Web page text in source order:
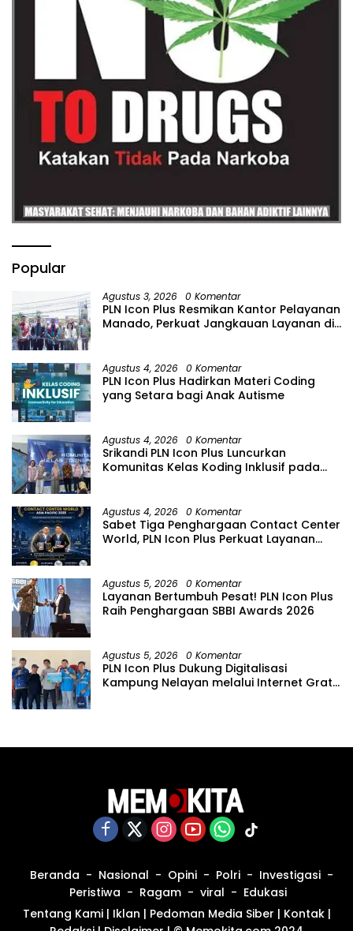
Popular
Agustus 3, 2026 0 Komentar
PLN Icon Plus Resmikan Kantor Pelayanan
Manado, Perkuat Jangkauan Layanan di
Agustus 4, 2026 0 Komentar
PLN Icon Plus Hadirkan Materi Coding
yang Setara bagi Anak Autisme
Agustus 4, 2026 0 Komentar
Srikandi PLN Icon Plus Luncurkan
Komunitas Kelas Koding Inklusif pada
Agustus 4, 2026 0 Komentar
Sabet Tiga Penghargaan Contact Center
World, PLN Icon Plus Perkuat Layanan
Agustus 5, 2026 0 Komentar
Layanan Bertumbuh Pesat! PLN Icon Plus
Raih Penghargaan SBBI Awards 2026
Agustus 5, 2026 0 Komentar
PLN Icon Plus Dukung Digitalisasi
Kampung Nelayan melalui Internet Gratis
Beranda Nasional Opini Polri
Investigasi
Peristiwa
Ragam viral
Edukasi
Tentang Kami| Iklan | Pedoman Media Siber | Kontak|